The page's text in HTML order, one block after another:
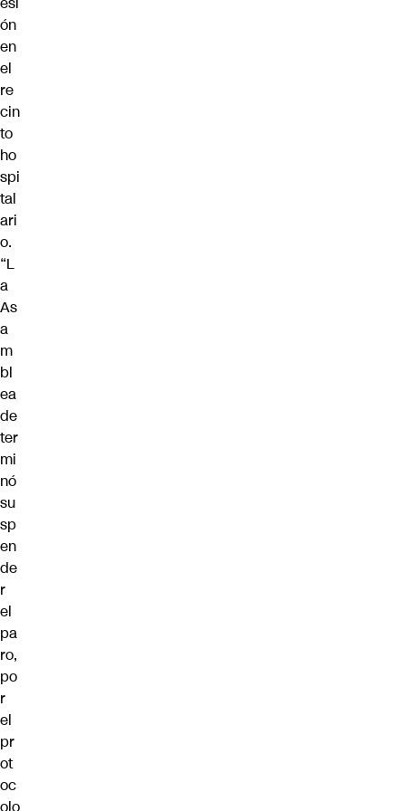
ón
en
el
re
cin
to
ho
spi
tal
ari
o.
“L
a
As
a
m
bl
ea
de
ter
mi
nó
su
sp
en
de
r
el
pa
ro,
po
r
el
pr
ot
oc
olo